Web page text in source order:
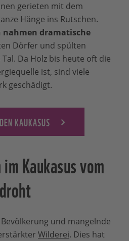
gerieten mit dem
Hänge ins Rutschen.
nahmen dramatische
Dörfer und spülten
Da Holz bis heute oft die
ist, sind viele
geschädigt.
KAUKASUS
Kaukasus vom
und mangelnde
Wilderei. Dies hat